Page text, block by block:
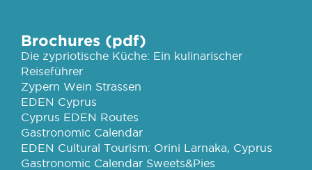
Brochures (pdf)
Die zypriotische Küche: Ein kulinarischer
Reiseführer
Zypern Wein Strassen
EDEN Cyprus
Cyprus EDEN Routes
Gastronomic Calendar
EDEN Cultural Tourism: Orini Larnaka, Cyprus
Gastronomic Calendar Sweets&Pies